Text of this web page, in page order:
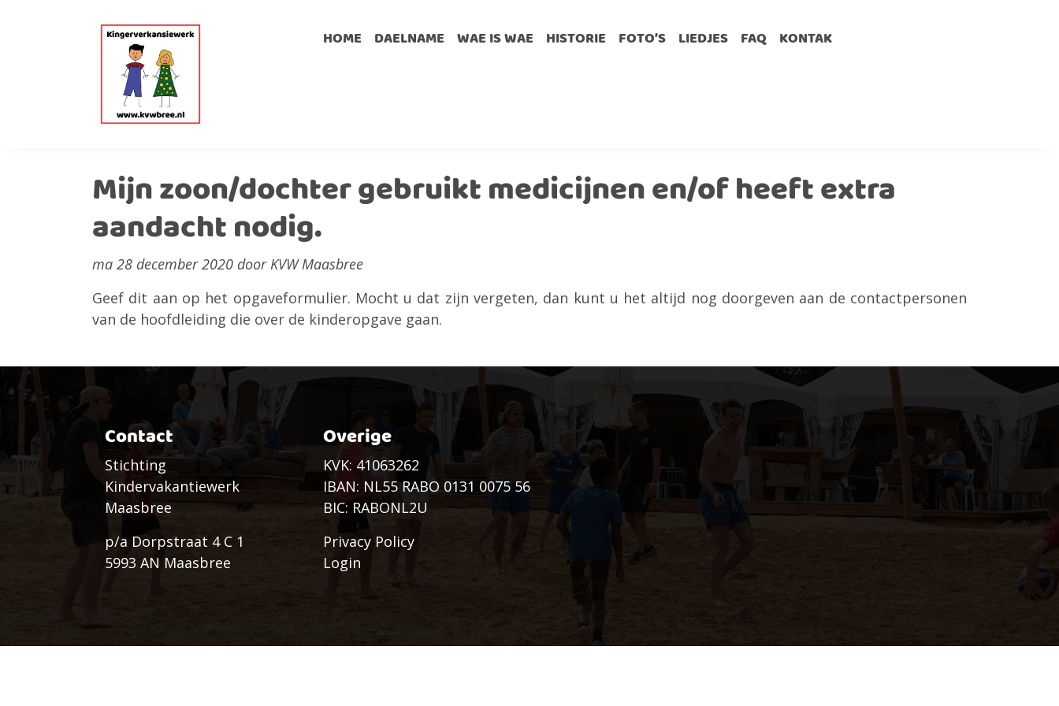
HOME DAELNAME WAE IS WAE HISTORIE FOTO’S LIEDJES FAQ KONTAK
Mijn zoon/dochter gebruikt medicijnen en/of heeft extra
aandacht nodig.
ma 28 december 2020 door KVW Maasbree
Geef dit aan op het opgaveformulier. Mocht u dat zijn vergeten, dan kunt u het altijd nog doorgeven aan de contactpersonen
van de hoofdleiding die over de kinderopgave gaan.
Contact
Stichting
Kindervakantiewerk
Maasbree
p/a Dorpstraat 4 C 1
5993 AN Maasbree
Overige
KVK: 41063262
IBAN: NL55 RABO 0131 0075 56
BIC: RABONL2U
Privacy Policy
Login